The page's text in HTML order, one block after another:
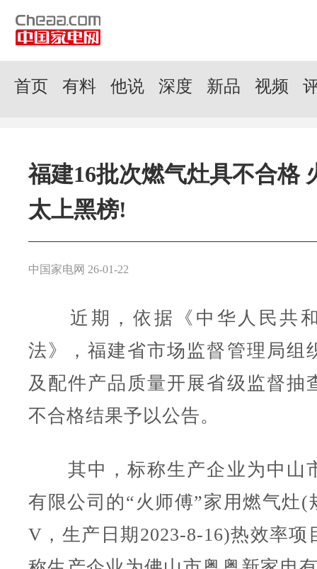
首页 有料 他说 深度 新品 视频
福建16批次燃气灶具不合格
太上黑榜!
中国家电网 26-01-22
近期，依据《中华人民共
法》，福建省市场监督管理局组
及配件产品质量开展省级监督抽
不合格结果予以公告。
其中，标称生产企业为中山
有限公司的“火师傅”家用燃气灶(
V，生产日期2023-8-16)热效率项